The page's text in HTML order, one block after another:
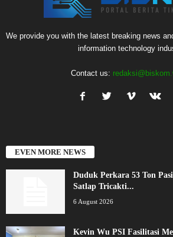
We provide you with the latest breaking news
information technology
Contact us:
EVEN MORE NEWS
Duduk Perkara 53 Ton
Satlap Tricakti...
6 August 2026
Kevin Wu PSI Fasilitasi